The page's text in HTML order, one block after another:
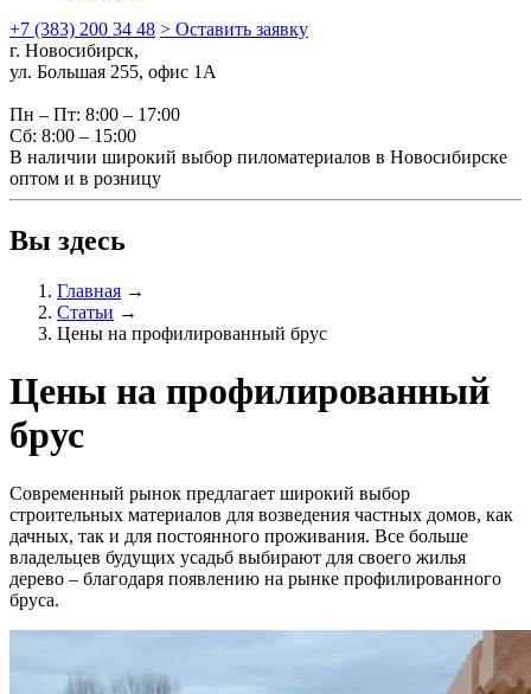
+7 (383) 200 34 48 > Оставить заявку
г. Новосибирск,
ул. Большая 255, офис 1А
Пн – Пт: 8:00 – 17:00
Сб: 8:00 – 15:00
В наличии широкий выбор пиломатериалов в Новосибирске
оптом и в розницу
Вы здесь
Главная →
Статьи →
Цены на профилированный брус
Цены на профилированный
брус
Современный рынок предлагает широкий выбор
строительных материалов для возведения частных домов, как
дачных, так и для постоянного проживания. Все больше
владельцев будущих усадьб выбирают для своего жилья
дерево – благодаря появлению на рынке профилированного
бруса.